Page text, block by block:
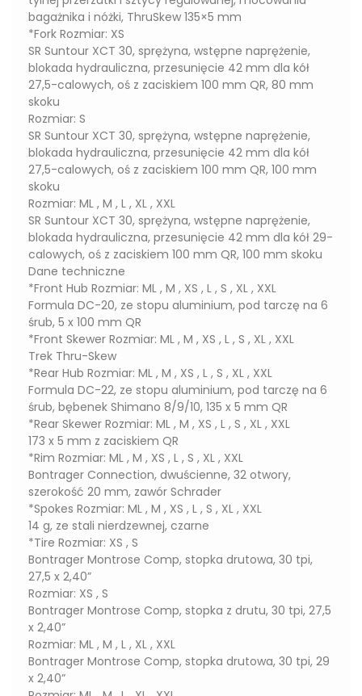
bagażnika i nóżki, ThruSkew 135×5 mm
*Fork Rozmiar: XS
SR Suntour XCT 30, sprężyna, wstępne naprężenie,
blokada hydrauliczna, przesunięcie 42 mm dla kół
27,5-calowych, oś z zaciskiem 100 mm QR, 80 mm
skoku
Rozmiar: S
SR Suntour XCT 30, sprężyna, wstępne naprężenie,
blokada hydrauliczna, przesunięcie 42 mm dla kół
27,5-calowych, oś z zaciskiem 100 mm QR, 100 mm
skoku
Rozmiar: ML , M , L , XL , XXL
SR Suntour XCT 30, sprężyna, wstępne naprężenie,
blokada hydrauliczna, przesunięcie 42 mm dla kół 29-
calowych, oś z zaciskiem 100 mm QR, 100 mm skoku
Dane techniczne
*Front Hub Rozmiar: ML , M , XS , L , S , XL , XXL
Formula DC-20, ze stopu aluminium, pod tarczę na 6
śrub, 5 x 100 mm QR
*Front Skewer Rozmiar: ML , M , XS , L , S , XL , XXL
Trek Thru-Skew
*Rear Hub Rozmiar: ML , M , XS , L , S , XL , XXL
Formula DC-22, ze stopu aluminium, pod tarczę na 6
śrub, bębenek Shimano 8/9/10, 135 x 5 mm QR
*Rear Skewer Rozmiar: ML , M , XS , L , S , XL , XXL
173 x 5 mm z zaciskiem QR
*Rim Rozmiar: ML , M , XS , L , S , XL , XXL
Bontrager Connection, dwuścienne, 32 otwory,
szerokość 20 mm, zawór Schrader
*Spokes Rozmiar: ML , M , XS , L , S , XL , XXL
14 g, ze stali nierdzewnej, czarne
*Tire Rozmiar: XS , S
Bontrager Montrose Comp, stopka drutowa, 30 tpi,
27,5 x 2,40”
Rozmiar: XS , S
Bontrager Montrose Comp, stopka z drutu, 30 tpi, 27,5
x 2,40”
Rozmiar: ML , M , L , XL , XXL
Bontrager Montrose Comp, stopka drutowa, 30 tpi, 29
x 2,40”